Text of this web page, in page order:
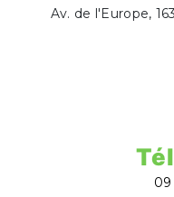
Av. de l'Europe,
09